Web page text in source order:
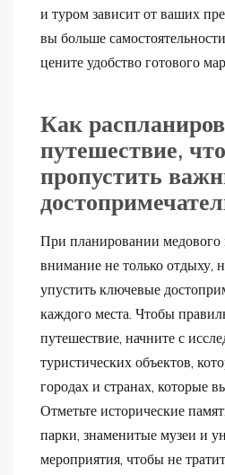
и туром зависит от ваших
вы больше
цените удобство готового
Как
путешествие,
пропустить
При планировании медового
внимание не только отдыху,
упустить ключевые
каждого места. Чтобы
путешествие, начните с
туристических объектов,
городах и странах, которые
Отметьте исторические
парки, знаменитые музеи и
мероприятия, чтобы не